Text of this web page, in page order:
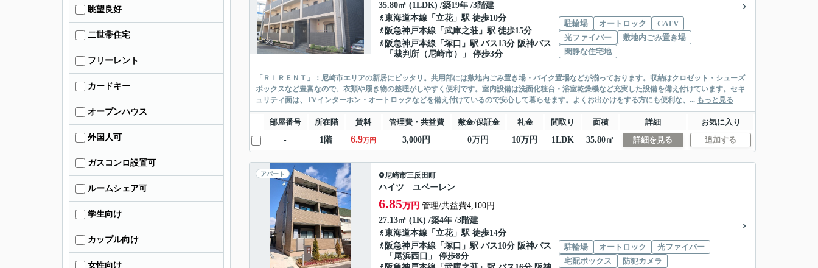
35.80㎡ (1LDK) /築19年 /3階建
東海道本線 「 立花」駅 徒歩10分
阪急神戸本線 「 武庫之荘 」駅 徒歩15分
阪急神戸本線 「 塚口 」駅 バス13分 阪神バス
「裁判所（尼崎市）」 停歩3分
駐輪場 オートロック
CATV
光ファイバー
敷地内ごみ置き場
閑静な住宅地
「ＲＩＲＥＮＴ」：尼崎市エリアの新居にピッタリ。共用部には敷地内ごみ置き場・バイク置場などが揃っております。収納はクロゼット・シューズ
ボックスなど豊富なので、衣類や履き物の整理がしやすく便利です。室内設備は洗面化粧台・浴室乾燥機など充実した設備を備え付けています。セキ
ュリティ面は、TVインターホン・オートロックなどを備え付けているので安心して暮らせます。よくお出かけをする方にも便利な、... もっと見る
部屋番号 所在階 賃料 管理費・共益費 敷金/保証金 礼金 間取り 面積 詳細
お気に入り
-
1階 6.9万円 3,000円 0万円 10万円 1LDK 35.80㎡ 詳細を見る 追加する
アパート 尼崎市三反田町
ハイツ ユベーレン
6.85万円 管理/共益費4,100円
27.13㎡ (1K) /築4年 /3階建
東海道本線 「 立花」駅 徒歩14分
阪急神戸本線 「 塚口 」駅 バス10分 阪神バス
「尾浜西口」 停歩8分
駐輪場 オートロック
光ファイバー
宅配ボックス
防犯カメラ
眺望良好
二世帯住宅
フリーレント
カードキー
オープンハウス
外国人可
ガスコンロ設置可
ルームシェア可
学生向け
カップル向け
女性向け